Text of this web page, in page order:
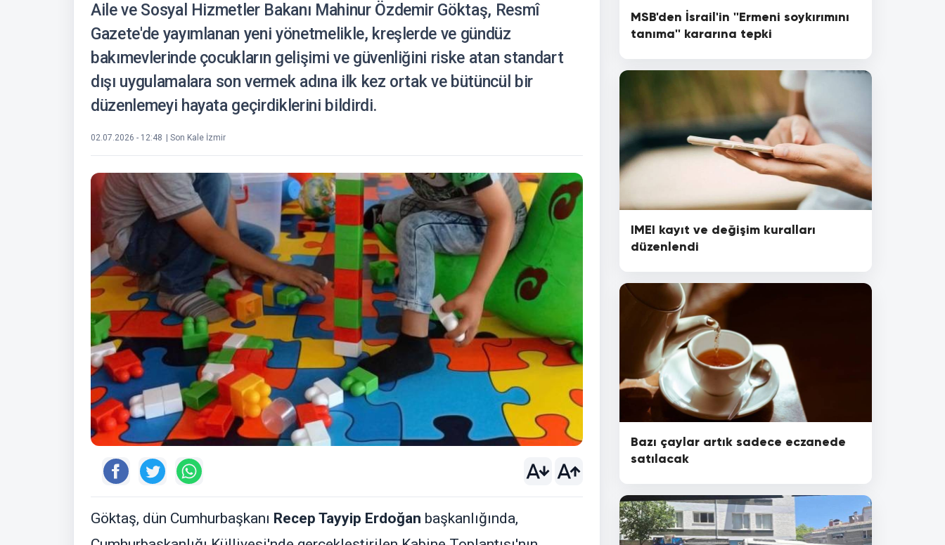
Aile ve Sosyal Hizmetler Bakanı Mahinur Özdemir Göktaş, Resmî
Gazete'de yayımlanan yeni yönetmelikle, kreşlerde ve gündüz
bakımevlerinde çocukların gelişimi ve güvenliğini riske atan standart
dışı uygulamalara son vermek adına ilk kez ortak ve bütüncül bir
düzenlemeyi hayata geçirdiklerini bildirdi.
02.07.2026 - 12:48 | Son Kale İzmir
Göktaş, dün Cumhurbaşkanı Recep Tayyip Erdoğan başkanlığında,
MSB'den İsrail'in ''Ermeni soykırımını
tanıma'' kararına tepki
IMEI kayıt ve değişim kuralları
düzenlendi
Bazı çaylar artık sadece eczanede
satılacak